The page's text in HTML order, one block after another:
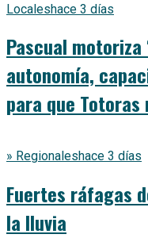
Localeshace 3 días
Pascual
autonomía,
para que Totoras
» Regionaleshace 3 días
Fuertes ráfagas
la lluvia